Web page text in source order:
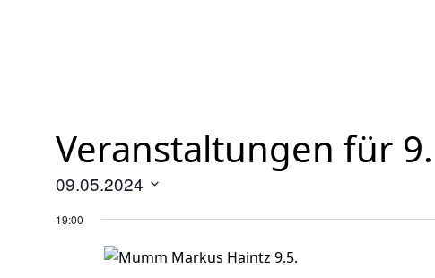
Veranstaltungen für
09.05.2024
wählen.
19:00